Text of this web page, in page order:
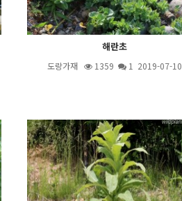
해란초
도랑가재 1359 1 2019-07-10